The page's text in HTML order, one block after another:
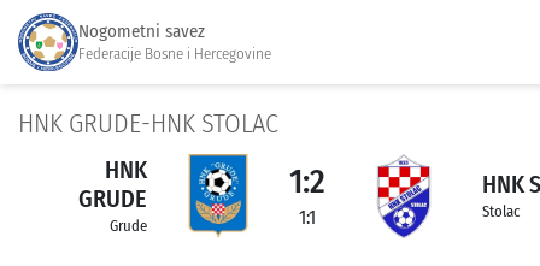
Nogometni savez
Federacije Bosne i Hercegovine
HNK GRUDE-HNK STOLAC
HNK
GRUDE
Grude
1:2
1:1
HNK
Stolac